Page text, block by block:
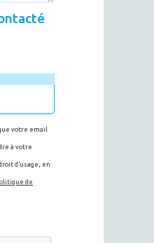
votre email
à votre
d’usage, en
de